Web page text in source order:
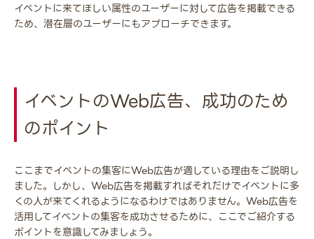
イベントに来てほしい属性のユーザーに対して広告を掲載できる
ため、潜在層のユーザーにもアプローチできます。
イベントのWeb広告、成功のため
のポイント
ここまでイベントの集客にWeb広告が適している理由をご説明し
ました。しかし、Web広告を掲載すればそれだけでイベントに多
くの人が来てくれるようになるわけではありません。Web広告を
活用してイベントの集客を成功させるために、ここでご紹介する
ポイントを意識してみましょう。